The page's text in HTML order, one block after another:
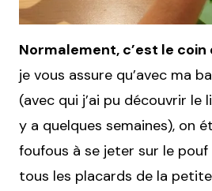
Normalement, c’est le
je vous assure qu’avec ma
(avec qui j’ai pu découvrir le
y a quelques semaines), on
foufous à se jeter sur le pouf
tous les placards de la